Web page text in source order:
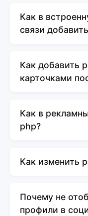
Как в
связи
Как добавить
карточками
Как в
php?
Как изменить
Почему не
профили в